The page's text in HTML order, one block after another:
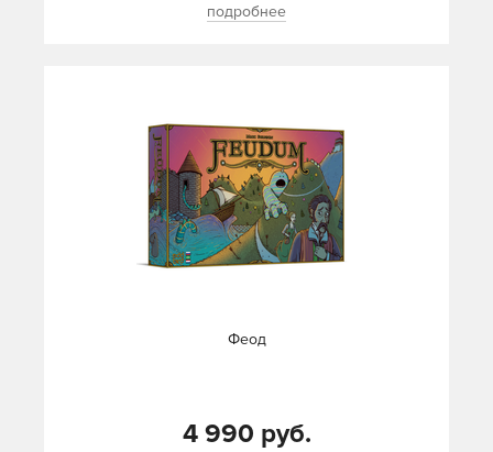
подробнее
Феод
4 990 руб.